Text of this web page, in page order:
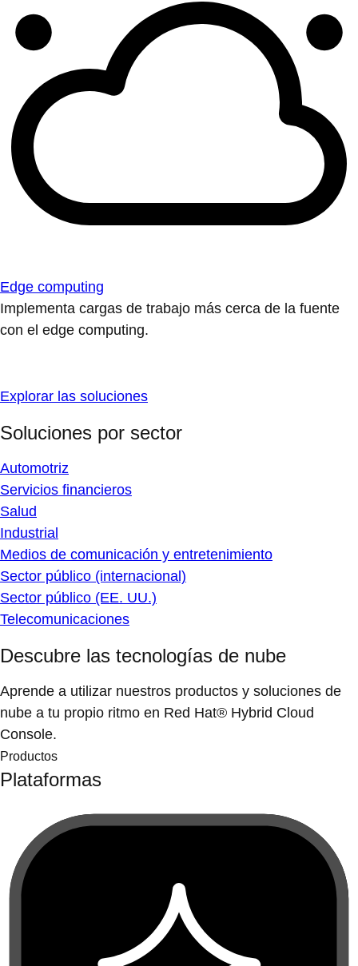
Edge computing
Implementa cargas de trabajo más cerca de la fuente
con el edge computing.
Explorar las soluciones
Soluciones por sector
Automotriz
Servicios financieros
Salud
Industrial
Medios de comunicación y entretenimiento
Sector público (internacional)
Sector público (EE. UU.)
Telecomunicaciones
Descubre las tecnologías de nube
Aprende a utilizar nuestros productos y soluciones de
nube a tu propio ritmo en Red Hat® Hybrid Cloud
Console.
Productos
Plataformas